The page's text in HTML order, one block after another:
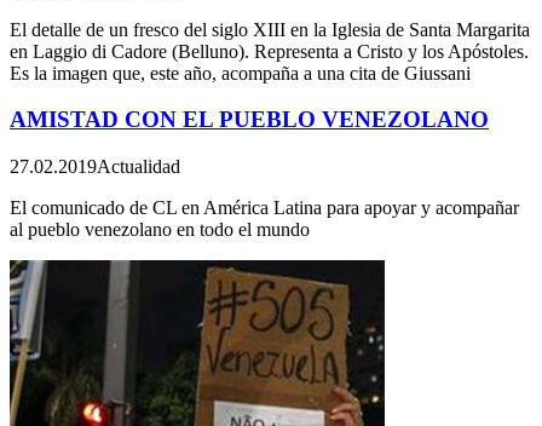
El detalle de un fresco del siglo XIII en la Iglesia de Santa Margarita
en Laggio di Cadore (Belluno). Representa a Cristo y los Apóstoles.
Es la imagen que, este año, acompaña a una cita de Giussani
AMISTAD CON EL PUEBLO VENEZOLANO
27.02.2019Actualidad
El comunicado de CL en América Latina para apoyar y acompañar
al pueblo venezolano en todo el mundo